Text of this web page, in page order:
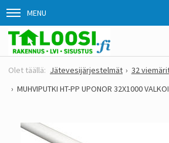
MENU
Jätevesijärjestelmät
32
MUHVIPUTKI HT-PP UPONOR 32X1000